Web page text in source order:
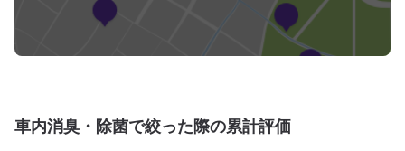
車内消臭・除菌で絞った際の累計評価